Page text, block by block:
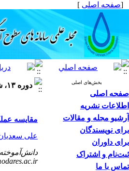
[صفحه اصلی ]
بخش‌های اصلی
صفحه اصلی
اطلاعات نشریه
آرشیو مجله و مقالات
برای نویسندگان
برای داوران
ثبت‌نام و اشتراک
تماس با ما
دوره ۱۳، شماره ۴ - ( ۱۰-۱۴۰۴ )
مقایسه
علی